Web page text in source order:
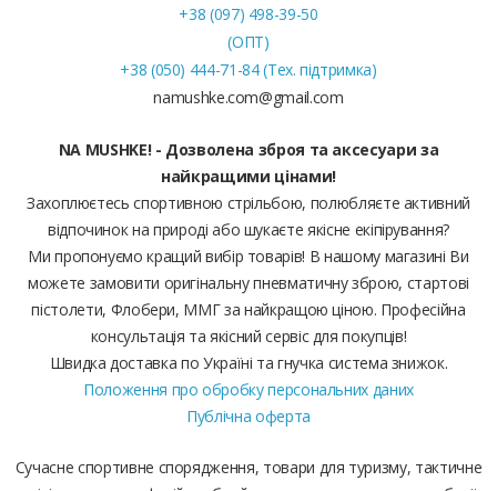
+38 (097) 498-39-50
(ОПТ)
+38 (050) 444-71-84 (Тех. підтримка)
namushke.com@gmail.com
NA MUSHKE! - Дозволена зброя та аксесуари за
найкращими цінами!
Захоплюєтесь спортивною стрільбою, полюбляєте активний
відпочинок на природі або шукаєте якісне екіпірування?
Ми пропонуємо кращий вибір товарів! В нашому магазині Ви
можете замовити оригінальну пневматичну зброю, стартові
пістолети, Флобери, ММГ за найкращою ціною. Професійна
консультація та якісний сервіс для покупців!
Швидка доставка по Україні та гнучка система знижок.
Положення про обробку персональних даних
Публічна оферта
Сучасне спортивне спорядження, товари для туризму, тактичне